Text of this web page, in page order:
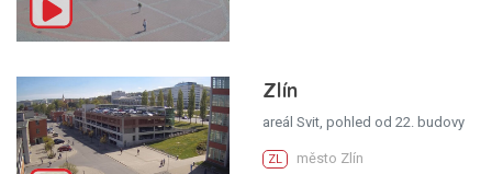
Zlín
areál Svit, pohled od 22. budovy
ZL město Zlín